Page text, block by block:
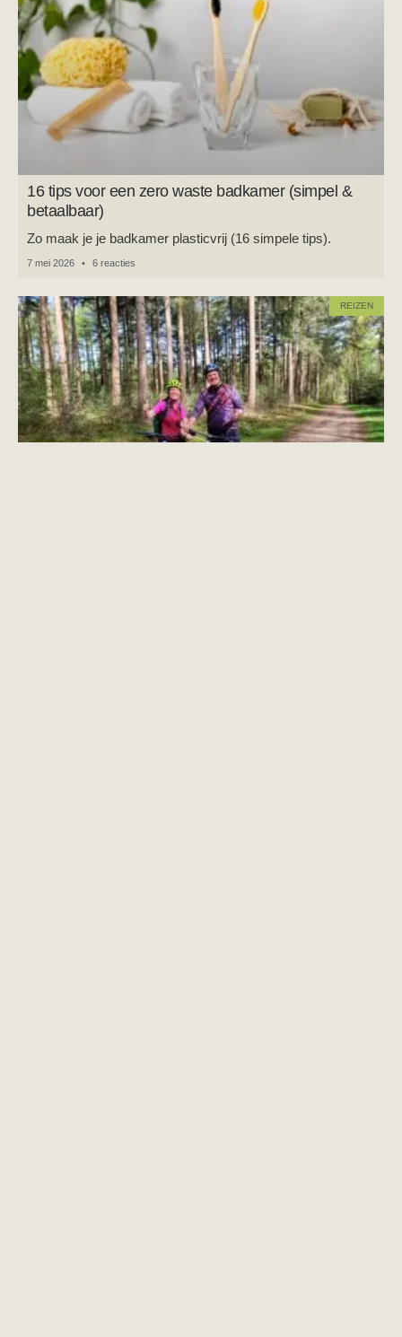
16 tips voor een zero waste badkamer (simpel &
betaalbaar)
Zo maak je je badkamer plasticvrij (16 simpele tips).
7 mei 2026 6 reacties
REIZEN